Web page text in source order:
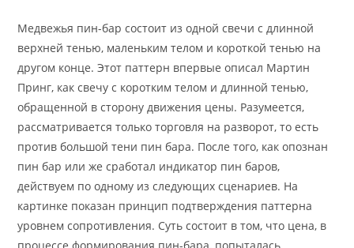
Медвежья пин-бар состоит из одной свечи с длинной
верхней тенью, маленьким телом и короткой тенью на
другом конце. Этот паттерн впервые описал Мартин
Принг, как свечу с коротким телом и длинной тенью,
обращенной в сторону движения цены. Разумеется,
рассматривается только торговля на разворот, то есть
против большой тени пин бара. После того, как опознан
пин бар или же сработал индикатор пин баров,
действуем по одному из следующих сценариев. На
картинке показан принцип подтверждения паттерна
уровнем сопротивления. Суть состоит в том, что цена, в